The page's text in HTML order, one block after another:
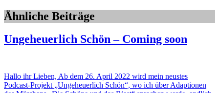
Ähnliche Beiträge
Ungeheuerlich Schön – Coming soon
Hallo ihr Lieben, Ab dem 26. April 2022 wird mein neustes
Podcast-Projekt „Ungeheuerlich Schön“, wo ich über Adaptionen